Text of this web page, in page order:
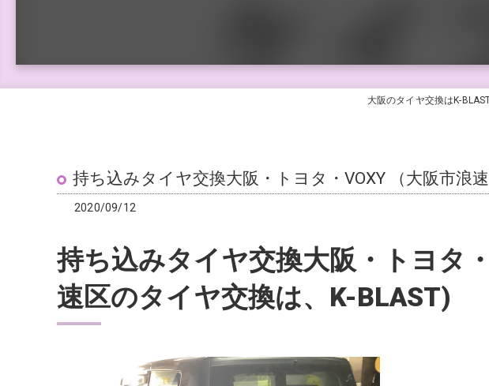
大阪のタイヤ交換はK-
持ち込みタイヤ交換大阪・トヨタ・VOXY （大阪市浪
2020/09/12
持ち込みタイヤ交換大阪・トヨタ
速区のタイヤ交換は、K-BLAST)